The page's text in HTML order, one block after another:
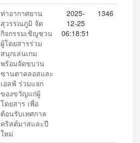
ท่าอากาศยาน
สุวรรณภูมิ จัด
กิจกรรมเชิญชวน
ผู้โดยสารร่วม
สนุกเล่นเกม
พร้อมจัดขบวน
ซานตาคลอสและ
เอลฟ์ ร่วมแจก
ของขวัญแก่ผู้
โดยสาร เพื่อ
ต้อนรับเทศกาล
คริสต์มาสและปี
ใหม่
2025-
12-25
06:18:51
1346